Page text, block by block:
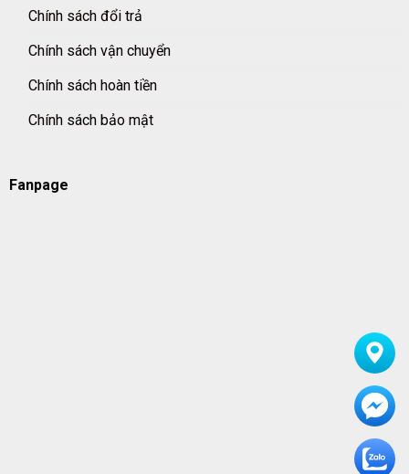
Chính sách đổi trả
Chính sách vận chuyển
Chính sách hoàn tiền
Chính sách bảo mật
Fanpage